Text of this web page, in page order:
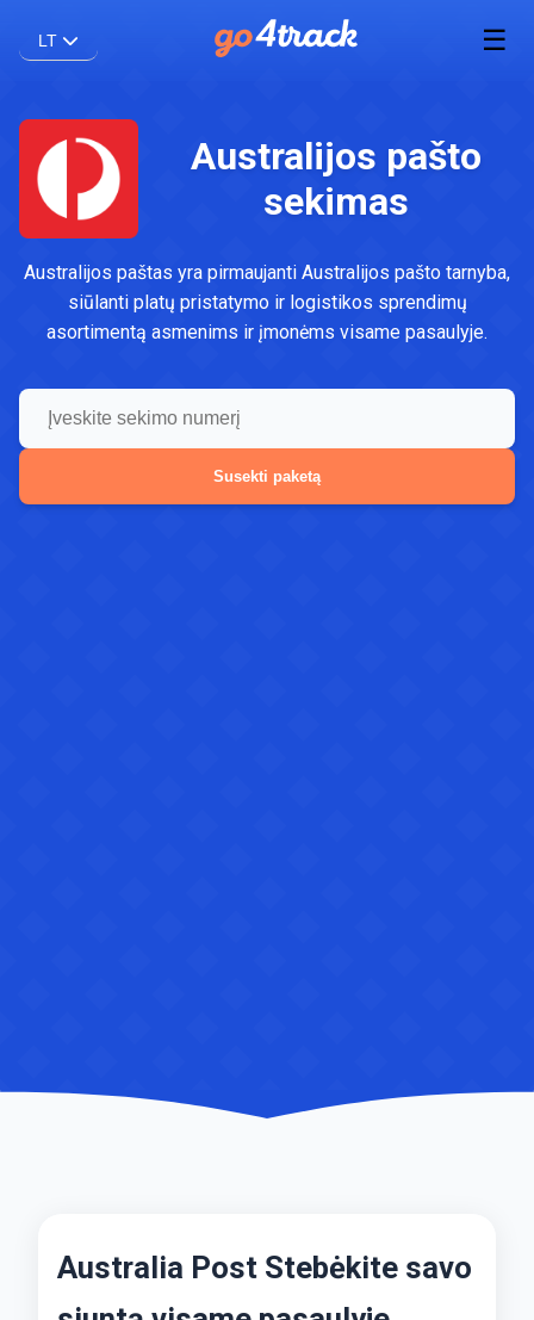
LT ☰
Australijos pašto
sekimas
Australijos paštas yra pirmaujanti Australijos pašto tarnyba,
siūlanti platų pristatymo ir logistikos sprendimų
asortimentą asmenims ir įmonėms visame pasaulyje.
Susekti paketą
Australia Post Stebėkite savo